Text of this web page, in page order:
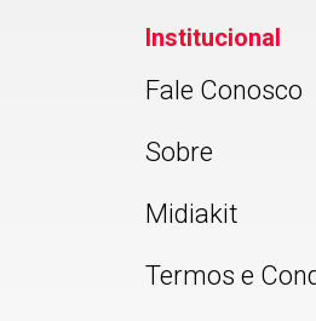
Institucional
Fale Conosco
Sobre
Midiakit
Termos e